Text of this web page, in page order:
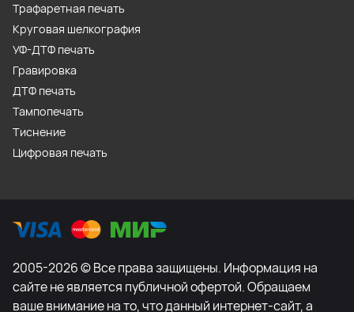
Трафаретная печать
Круговая шелкография
УФ-ДТФ печать
Гравировка
ДТФ печать
Тампопечать
Тиснение
Цифровая печать
2005-2026 © Все права защищены. Информация на
сайте не является публичной офертой. Обращаем
ваше внимание на то, что данный интернет-сайт, а